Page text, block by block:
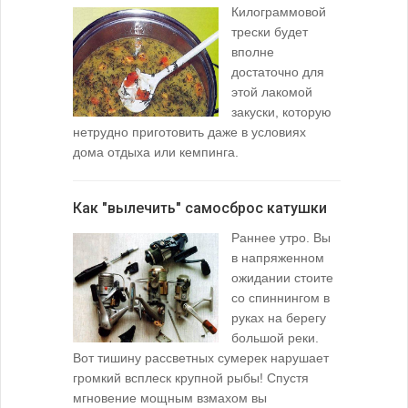
Килограммовой
трески будет
вполне
достаточно для
этой лакомой
закуски, которую
нетрудно приготовить даже в условиях
дома отдыха или кемпинга.
Как "вылечить" самосброс катушки
Раннее утро. Вы
в напряженном
ожидании стоите
со спиннингом в
руках на берегу
большой реки.
Вот тишину рассветных сумерек нарушает
громкий всплеск крупной рыбы! Спустя
мгновение мощным взмахом вы